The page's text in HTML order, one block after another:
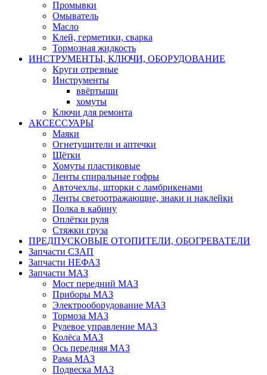
Промывки
Омыватель
Масло
Клей, герметики, сварка
Тормозная жидкость
ИНСТРУМЕНТЫ, КЛЮЧИ, ОБОРУДОВАНИЕ
Круги отрезные
Инструменты
ввёртыши
хомуты
Ключи для ремонта
АКСЕССУАРЫ
Маяки
Огнетушители и аптечки
Щётки
Хомуты пластиковые
Ленты спиральные гофры
Авточехлы, шторки с ламбрикенами
Ленты светоотражающие, знаки и наклейки
Полка в кабину
Оплётки руля
Cтяжки груза
ПРЕДПУСКОВЫЕ ОТОПИТЕЛИ, ОБОГРЕВАТЕЛИ
Запчасти СЗАП
Запчасти НЕФАЗ
Запчасти МАЗ
Мост передний МАЗ
Приборы МАЗ
Электрооборудование МАЗ
Тормоза МАЗ
Рулевое управление МАЗ
Колёса МАЗ
Ось передняя МАЗ
Рама МАЗ
Подвеска МАЗ